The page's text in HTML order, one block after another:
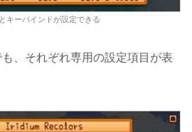
キーバインドが設定できる
、それぞれ専用の設定項目が表